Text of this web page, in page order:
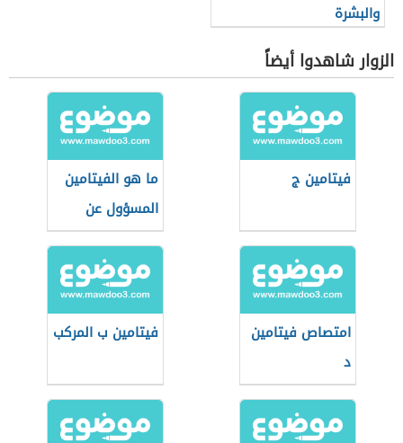
والبشرة
الزوار شاهدوا أيضاً
فيتامين ج
ما هو الفيتامين
المسؤول عن
تساقط الشعر
امتصاص فيتامين
د
فيتامين ب المركب